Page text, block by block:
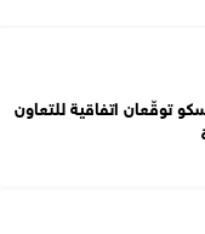
توقّعان اتفاقية للتعاون